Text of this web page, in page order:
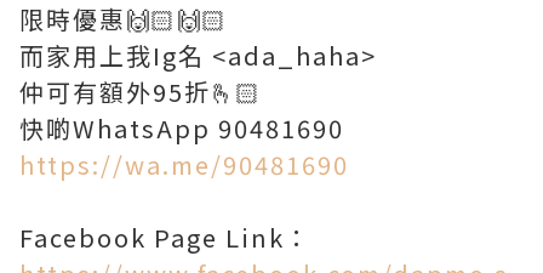
限時優惠🙌🏻🙌🏻
而家用上我Ig名 <ada_haha>
仲可有額外95折🫰🏻
快啲WhatsApp 90481690
https://wa.me/90481690
Facebook Page Link：